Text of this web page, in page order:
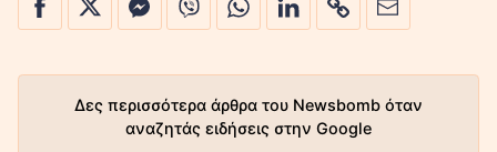
Δες περισσότερα άρθρα του Newsbomb όταν
αναζητάς ειδήσεις στην Google